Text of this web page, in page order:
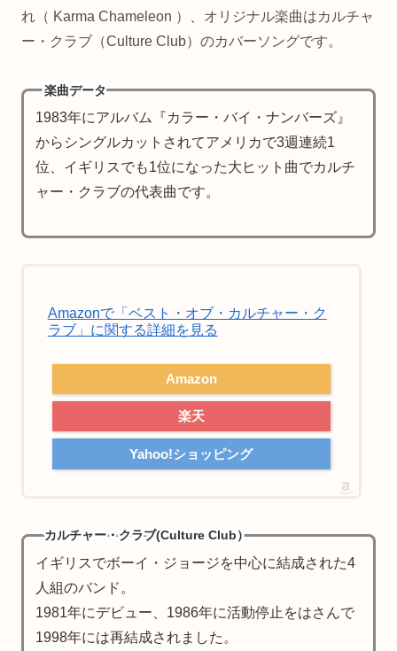
れ（ Karma Chameleon ）、オリジナル楽曲はカルチャ
ー・クラブ（Culture Club）のカバーソングです。
楽曲データ
1983年にアルバム『カラー・バイ・ナンバーズ』
からシングルカットされてアメリカで3週連続1
位、イギリスでも1位になった大ヒット曲でカルチ
ャー・クラブの代表曲です。
Amazonで「ベスト・オブ・カルチャー・ク
ラブ」に関する詳細を見る
Amazon
楽天
Yahoo!ショッピング
カルチャー・クラブ(Culture Club）
イギリスでボーイ・ジョージを中心に結成された4
人組のバンド。
1981年にデビュー、1986年に活動停止をはさんで
1998年には再結成されました。